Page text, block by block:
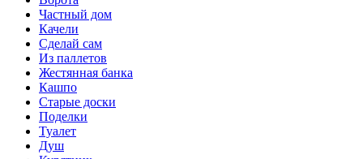
Частный дом
Качели
Сделай сам
Из паллетов
Жестянная банка
Кашпо
Старые доски
Поделки
Туалет
Душ